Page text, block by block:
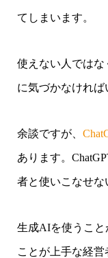
てしまいます。
使えない人ではな
に気づかなければ
余談ですが、
あります。
者と使いこなせな
生成AIを使うこと
ことが上手な経